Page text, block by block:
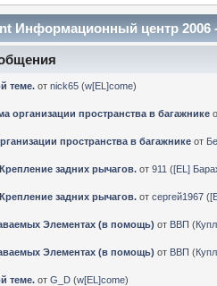
Информационный центр
теме. отnick65 (w[EL]come)
организации пространства в багажнике
пространства в багажнике от
задних рычагов. от911 ([EL]
задних рычагов. отсергей1967 (
Элементах (в помощь) от ВВП (
Элементах (в помощь) от ВВП (
теме. отG_D (w[EL]come)